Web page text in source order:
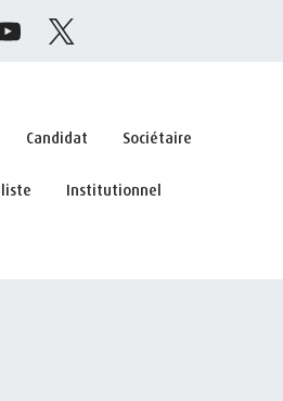
Candidat Sociétaire
Institutionnel